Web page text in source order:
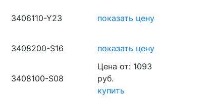
3406110-Y23 показать цену
3408200-S16
показать цену
3408100-S08
Цена от: 1093
руб.
купить